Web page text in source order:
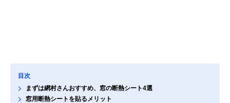
目次
まずは網村さんおすすめ、窓の断熱シート4選
窓用断熱シートを貼るメリット